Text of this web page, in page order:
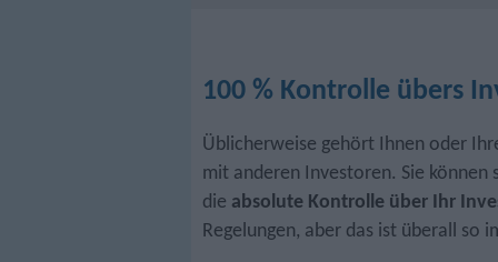
100 % Kontrolle übers
Üblicherweise gehört Ihnen oder
mit anderen Investoren. Sie können
die absolute Kontrolle über Ihr
Regelungen, aber das ist überall so